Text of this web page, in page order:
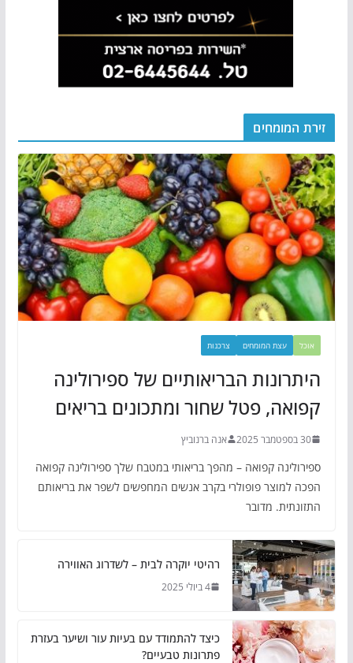
זירת המומחים
אוכל עצת המומחים צרכנות
היתרונות הבריאותיים של ספירולינה
קפואה, פטל שחור ומתכונים בריאים
30 בספטמבר 2025 אנה ברנוביץ
ספירולינה קפואה – מהפך בריאותי במטבח שלך ספירולינה קפואה
הפכה למוצר פופולרי בקרב אנשים המחפשים לשפר את בריאותם
התזונתית. מדובר
רהיטי יוקרה לבית – לשדרוג האווירה
4 ביולי 2025
כיצד להתמודד עם בעיות עור ושיער בעזרת
פתרונות טבעיים?